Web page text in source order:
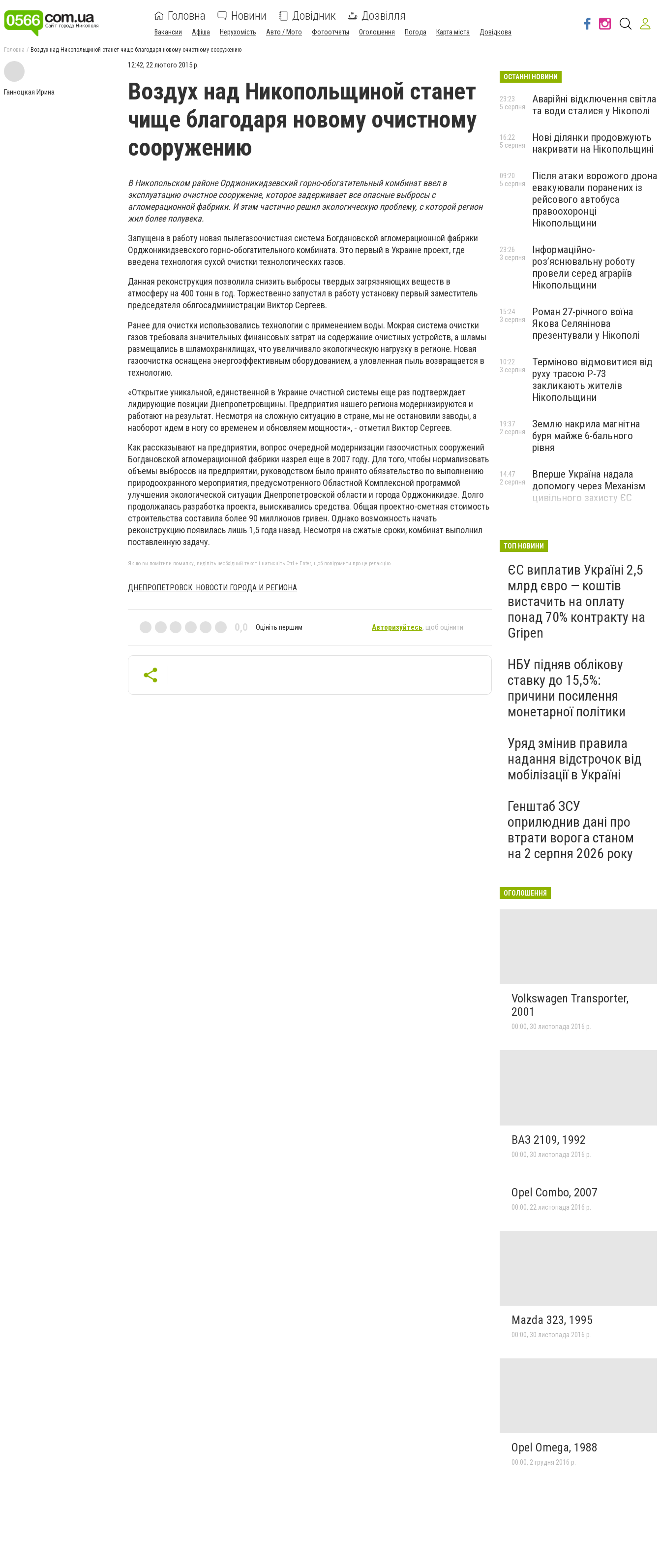
Головна Новини Довідник Дозвілля
Вакансии Афіша Нерухомість Авто / Мото Фотоотчеты Оголошення Погода Карта міста Довідкова
Головна Воздух над Никопольщиной станет чище благодаря новому очистному сооружению
Ганноцкая Ирина
12:42, 22 лютого 2015 р.
Воздух над Никопольщиной станет
чище благодаря новому очистному
сооружению
В Никопольском районе Орджоникидзевский горно-обогатительный комбинат ввел в
эксплуатацию очистное сооружение, которое задерживает все опасные выбросы с
агломерационной фабрики. И этим частично решил экологическую проблему, с которой регион
жил более полувека.
Запущена в работу новая пылегазоочистная система Богдановской агломерационной фабрики
Орджоникидзевского горно-обогатительного комбината. Это первый в Украине проект, где
введена технология сухой очистки технологических газов.
Данная реконструкция позволила снизить выбросы твердых загрязняющих веществ в
атмосферу на 400 тонн в год. Торжественно запустил в работу установку первый заместитель
председателя облгосадминистрации Виктор Сергеев.
Ранее для очистки использовались технологии с применением воды. Мокрая система очистки
газов требовала значительных финансовых затрат на содержание очистных устройств, а шламы
размещались в шламохранилищах, что увеличивало экологическую нагрузку в регионе. Новая
газоочистка оснащена энергоэффективным оборудованием, а уловленная пыль возвращается в
технологию.
«Открытие уникальной, единственной в Украине очистной системы еще раз подтверждает
лидирующие позиции Днепропетровщины. Предприятия нашего региона модернизируются и
работают на результат. Несмотря на сложную ситуацию в стране, мы не остановили заводы, а
наоборот идем в ногу со временем и обновляем мощности», - отметил Виктор Сергеев.
Как рассказывают на предприятии, вопрос очередной модернизации газоочистных сооружений
Богдановской агломерационной фабрики назрел еще в 2007 году. Для того, чтобы нормализовать
объемы выбросов на предприятии, руководством было принято обязательство по выполнению
природоохранного мероприятия, предусмотренного Областной Комплексной программой
улучшения экологической ситуации Днепропетровской области и города Орджоникидзе. Долго
продолжалась разработка проекта, выискивались средства. Общая проектно-сметная стоимость
строительства составила более 90 миллионов гривен. Однако возможность начать
реконструкцию появилась лишь 1,5 года назад. Несмотря на сжатые сроки, комбинат выполнил
поставленную задачу.
Якщо ви помітили помилку, виділіть необхідний текст і натисніть Ctrl + Enter, щоб повідомити про це редакцію
ДНЕПРОПЕТРОВСК. НОВОСТИ ГОРОДА И РЕГИОНА
0,0 Оцініть першим Авторизуйтесь, щоб оцінити
ОСТАННІ НОВИНИ
Аварійні відключення світла
та води сталися у Нікополі
23:23
5 серпня
Нові ділянки продовжують
накривати на Нікопольщині
16:22
5 серпня
Після атаки ворожого дрона
евакуювали поранених із
рейсового автобуса
правоохоронці
Нікопольщини
09:20
5 серпня
Інформаційно-
роз’яснювальну роботу
провели серед аграріїв
Нікопольщини
23:26
3 серпня
Роман 27-річного воїна
Якова Селянінова
презентували у Нікополі
15:24
3 серпня
Терміново відмовитися від
руху трасою Р-73
закликають жителів
Нікопольщини
10:22
3 серпня
Землю накрила магнітна
буря майже 6-бального
рівня
19:37
2 серпня
Вперше Україна надала
допомогу через Механізм
цивільного захисту ЄС
14:47
2 серпня
ТОП НОВИНИ
ЄС виплатив Україні 2,5
млрд євро — коштів
вистачить на оплату
понад 70% контракту на
Gripen
НБУ підняв облікову
ставку до 15,5%:
причини посилення
монетарної політики
Уряд змінив правила
надання відстрочок від
мобілізації в Україні
Генштаб ЗСУ
оприлюднив дані про
втрати ворога станом
на 2 серпня 2026 року
ОГОЛОШЕННЯ
Volkswagen Transporter,
2001
00:00, 30 листопада 2016 р.
ВАЗ 2109, 1992
00:00, 30 листопада 2016 р.
Opel Combo, 2007
00:00, 22 листопада 2016 р.
Mazda 323, 1995
00:00, 30 листопада 2016 р.
Opel Omega, 1988
00:00, 2 грудня 2016 р.